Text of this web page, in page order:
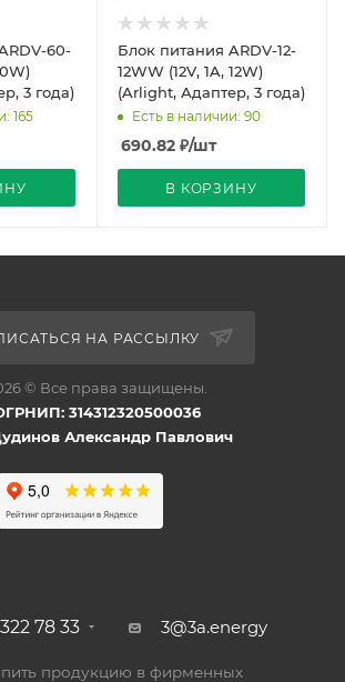
60-
3 года)
165
Блок питания ARDV-12-
12WW (12V, 1A, 12W)
(Arlight, Адаптер, 3 года)
Есть в наличии: 90
690.82₽/шт
В КОРЗИНУ
НА РАССЫЛКУ
© Все права защищены.
314312320500036
Александр Павлович
78 33 3@3a.energy
продукцию в фирменных